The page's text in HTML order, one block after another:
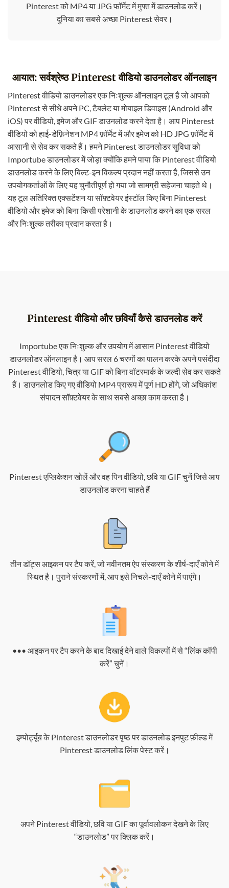
Pinterest को MP4 या JPG फॉर्मेट में मुफ्त में डाउनलोड करें।
दुनिया का सबसे अच्छा Pinterest सेवर।
आयात: सर्वश्रेष्ठ Pinterest वीडियो डाउनलोडर ऑनलाइन
Pinterest वीडियो डाउनलोडर एक निःशुल्क ऑनलाइन टूल है जो आपको
Pinterest से सीधे अपने PC, टैबलेट या मोबाइल डिवाइस (Android और
iOS) पर वीडियो, इमेज और GIF डाउनलोड करने देता है। आप Pinterest
वीडियो को हाई-डेफ़िनेशन MP4 फ़ॉर्मेट में और इमेज को HD JPG फ़ॉर्मेट में
आसानी से सेव कर सकते हैं। हमने Pinterest डाउनलोडर सुविधा को
Importube डाउनलोडर में जोड़ा क्योंकि हमने पाया कि Pinterest वीडियो
डाउनलोड करने के लिए बिल्ट-इन विकल्प प्रदान नहीं करता है, जिससे उन
उपयोगकर्ताओं के लिए यह चुनौतीपूर्ण हो गया जो सामग्री सहेजना चाहते थे।
यह टूल अतिरिक्त एक्सटेंशन या सॉफ़्टवेयर इंस्टॉल किए बिना Pinterest
वीडियो और इमेज को बिना किसी परेशानी के डाउनलोड करने का एक सरल
और निःशुल्क तरीका प्रदान करता है।
Pinterest वीडियो और छवियाँ कैसे डाउनलोड करें
Importube एक निःशुल्क और उपयोग में आसान Pinterest वीडियो
डाउनलोडर ऑनलाइन है। आप सरल 6 चरणों का पालन करके अपने पसंदीदा
Pinterest वीडियो, चित्र या GIF को बिना वॉटरमार्क के जल्दी सेव कर सकते
हैं। डाउनलोड किए गए वीडियो MP4 प्रारूप में पूर्ण HD होंगे, जो अधिकांश
संपादन सॉफ़्टवेयर के साथ सबसे अच्छा काम करता है।
Pinterest एप्लिकेशन खोलें और वह पिन वीडियो, छवि या GIF चुनें जिसे आप
डाउनलोड करना चाहते हैं
तीन डॉट्स आइकन पर टैप करें, जो नवीनतम ऐप संस्करण के शीर्ष-दाएँ कोने में
स्थित है। पुराने संस्करणों में, आप इसे निचले-दाएँ कोने में पाएंगे।
••• आइकन पर टैप करने के बाद दिखाई देने वाले विकल्पों में से “लिंक कॉपी
करें” चुनें।
इम्पोर्ट्यूब के Pinterest डाउनलोडर पृष्ठ पर डाउनलोड इनपुट फ़ील्ड में
Pinterest डाउनलोड लिंक पेस्ट करें।
अपने Pinterest वीडियो, छवि या GIF का पूर्वावलोकन देखने के लिए
“डाउनलोड” पर क्लिक करें।